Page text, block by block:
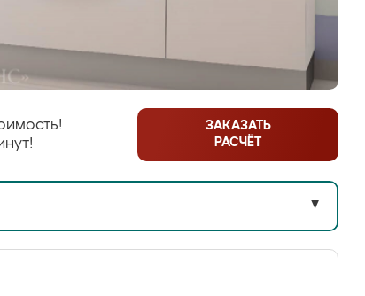
ЗАКАЗАТЬ
РАСЧЁТ
▼